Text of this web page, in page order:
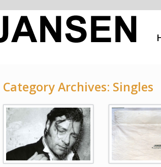
Category Archives: Singles